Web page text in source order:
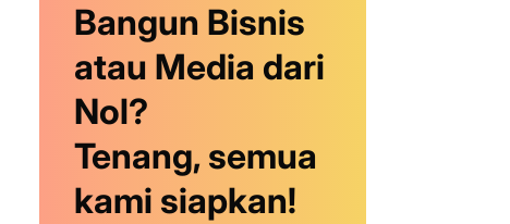
Bangun Bisnis
atau Media dari
Nol?
Tenang, semua
kami siapkan!